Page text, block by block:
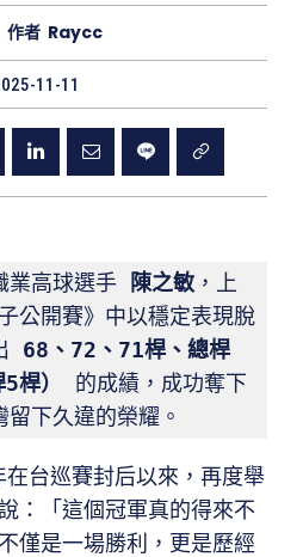
作者 Raycc
11-11
業高球選手 陳之敏 ，上
公開賽》中以穩定表現脫
68 、72 、71桿、總桿
5桿）
的成績，成功奪下
下久違的榮耀。
在台巡賽封后以來，再度舉
：「這個冠軍真的得來不
僅是一場勝利，更是歷經